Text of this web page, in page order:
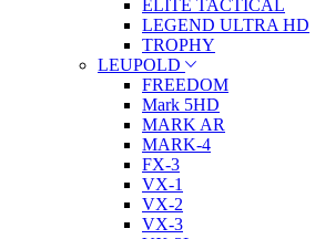
ELITE TACTICAL
LEGEND ULTRA HD
TROPHY
LEUPOLD
FREEDOM
Mark 5HD
MARK AR
MARK-4
FX-3
VX-1
VX-2
VX-3